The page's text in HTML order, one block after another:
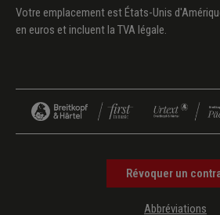
Votre emplacement est États-Unis
en euros et incluent la TVA légale.
Révoquer un
Abbréviations